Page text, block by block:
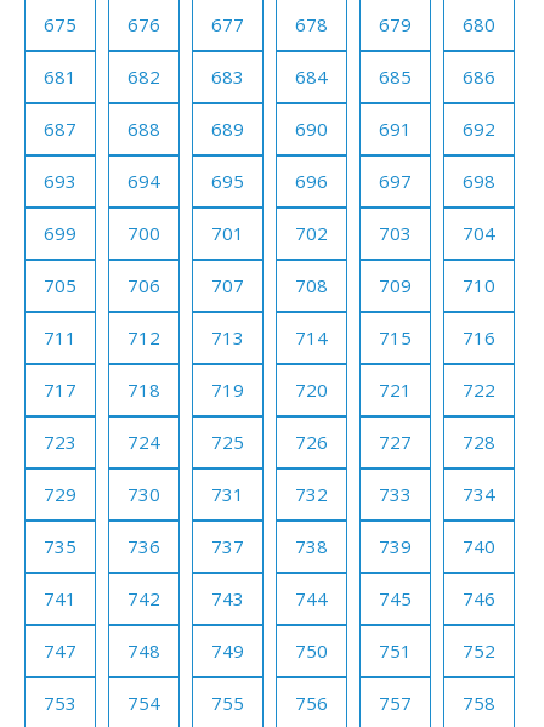
675 676 677 678 679 680
681 682 683 684 685 686
687 688 689 690 691 692
693 694 695 696 697 698
699 700 701 702 703 704
705 706 707 708 709 710
711 712 713 714 715 716
717 718 719 720 721 722
723 724 725 726 727 728
729 730 731 732 733 734
735 736 737 738 739 740
741 742 743 744 745 746
747 748 749 750 751 752
753 754 755 756 757 758